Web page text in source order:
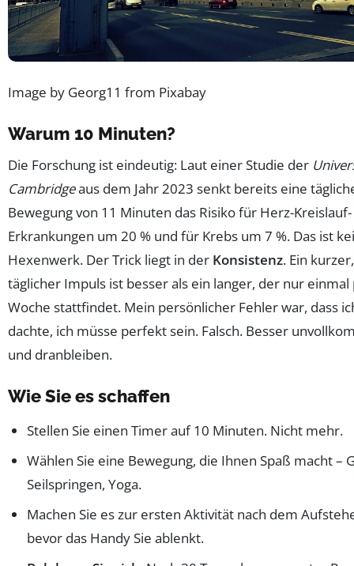
Image by Georg11 from Pixabay
Warum 10 Minuten?
Die Forschung ist eindeutig: Laut einer Studie der
Cambridgeaus dem Jahr 2023 senkt bereits eine
Bewegung von 11 Minuten das Risiko für Herz-Kreislauf-
Erkrankungen um 20 % und für Krebs um 7 %. Das ist
Hexenwerk. Der Trick liegt in der Konsistenz. Ein kurzer,
täglicher Impuls ist besser als ein langer, der nur einmal
Woche stattfindet. Mein persönlicher Fehler war, dass
dachte, ich müsse perfekt sein. Falsch. Besser
und dranbleiben.
Wie Sie es schaffen
Stellen Sie einen Timer auf 10 Minuten. Nicht mehr.
Wählen Sie eine Bewegung, die Ihnen Spaß macht –
Seilspringen, Yoga.
Machen Sie es zur ersten Aktivität nach dem
bevor das Handy Sie ablenkt.